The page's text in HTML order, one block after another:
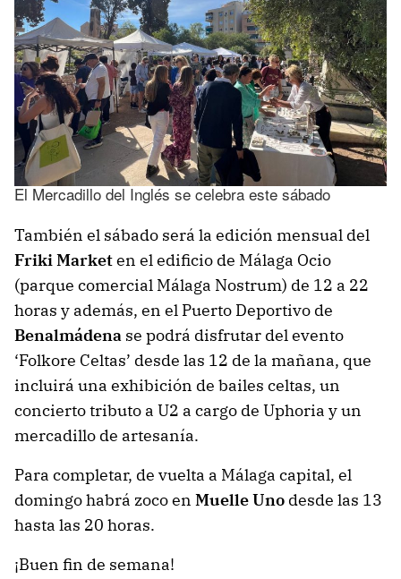
El Mercadillo del Inglés se celebra este sábado
También el sábado será la edición mensual del
Friki Marketen el edificio de Málaga Ocio
(parque comercial Málaga Nostrum) de 12 a 22
horas y además, en el Puerto Deportivo de
Benalmádena se podrá disfrutar del evento
‘Folkore Celtas’ desde las 12 de la mañana, que
incluirá una exhibición de bailes celtas, un
concierto tributo a U2 a cargo de Uphoria y un
mercadillo de artesanía.
Para completar, de vuelta a Málaga capital, el
domingo habrá zoco en Muelle Uno desde las 13
hasta las 20 horas.
¡Buen fin de semana!